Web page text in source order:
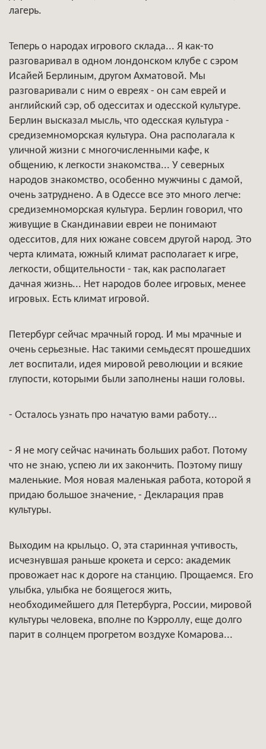
лагерь.
Теперь о народах игрового склада... Я как-то
разговаривал в одном лондонском клубе с сэром
Исайей Берлиным, другом Ахматовой. Мы
разговаривали с ним о евреях - он сам еврей и
английский сэр, об одесситах и одесской культуре.
Берлин высказал мысль, что одесская культура -
средиземноморская культура. Она располагала к
уличной жизни с многочисленными кафе, к
общению, к легкости знакомства... У северных
народов знакомство, особенно мужчины с дамой,
очень затруднено. А в Одессе все это много легче:
средиземноморская культура. Берлин говорил, что
живущие в Скандинавии евреи не понимают
одесситов, для них южане совсем другой народ. Это
черта климата, южный климат располагает к игре,
легкости, общительности - так, как располагает
дачная жизнь... Нет народов более игровых, менее
игровых. Есть климат игровой.
Петербург сейчас мрачный город. И мы мрачные и
очень серьезные. Нас такими семьдесят прошедших
лет воспитали, идея мировой революции и всякие
глупости, которыми были заполнены наши головы.
- Осталось узнать про начатую вами работу...
- Я не могу сейчас начинать больших работ. Потому
что не знаю, успею ли их закончить. Поэтому пишу
маленькие. Моя новая маленькая работа, которой я
придаю большое значение, - Декларация прав
культуры.
Выходим на крыльцо. О, эта старинная учтивость,
исчезнувшая раньше крокета и серсо: академик
провожает нас к дороге на станцию. Прощаемся. Его
улыбка, улыбка не боящегося жить,
необходимейшего для Петербурга, России, мировой
культуры человека, вполне по Кэрроллу, еще долго
парит в солнцем прогретом воздухе Комарова...